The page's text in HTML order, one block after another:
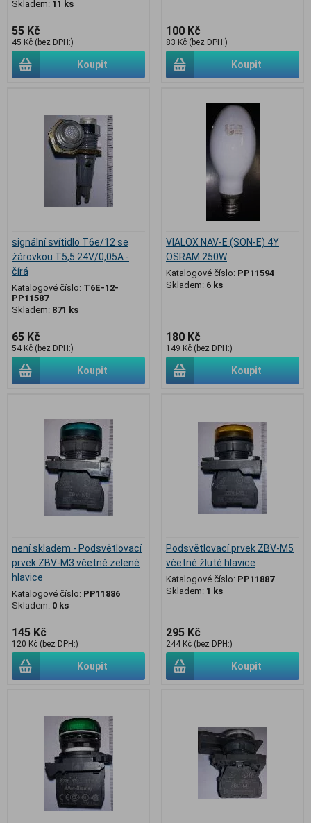
Skladem: 11 ks
55 Kč
45 Kč (bez DPH:)
Koupit
100 Kč
83 Kč (bez DPH:)
Koupit
signální svítidlo T6e/12 se
žárovkou T5,5 24V/0,05A -
čírá
Katalogové číslo: T6E-12-
PP11587
Skladem: 871 ks
65 Kč
54 Kč (bez DPH:)
Koupit
VIALOX NAV-E (SON-E) 4Y
OSRAM 250W
Katalogové číslo: PP11594
Skladem: 6 ks
180 Kč
149 Kč (bez DPH:)
Koupit
není skladem - Podsvětlovací
prvek ZBV-M3 včetně zelené
hlavice
Katalogové číslo: PP11886
Skladem: 0 ks
145 Kč
120 Kč (bez DPH:)
Koupit
Podsvětlovací prvek ZBV-M5
včetně žluté hlavice
Katalogové číslo: PP11887
Skladem: 1 ks
295 Kč
244 Kč (bez DPH:)
Koupit